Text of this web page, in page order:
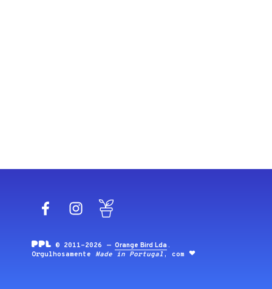
FacebookInstagram
© 2011-2026 —Orange Bird Lda .
Orgulhosamente Made in Portugal , com